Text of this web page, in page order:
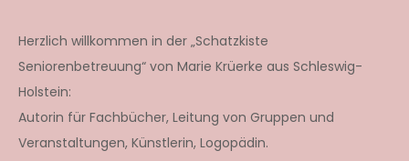
Herzlich willkommen in der „Schatzkiste
Seniorenbetreuung“ von Marie Krüerke aus Schleswig-
Holstein:
Autorin für Fachbücher, Leitung von Gruppen und
Veranstaltungen, Künstlerin, Logopädin.